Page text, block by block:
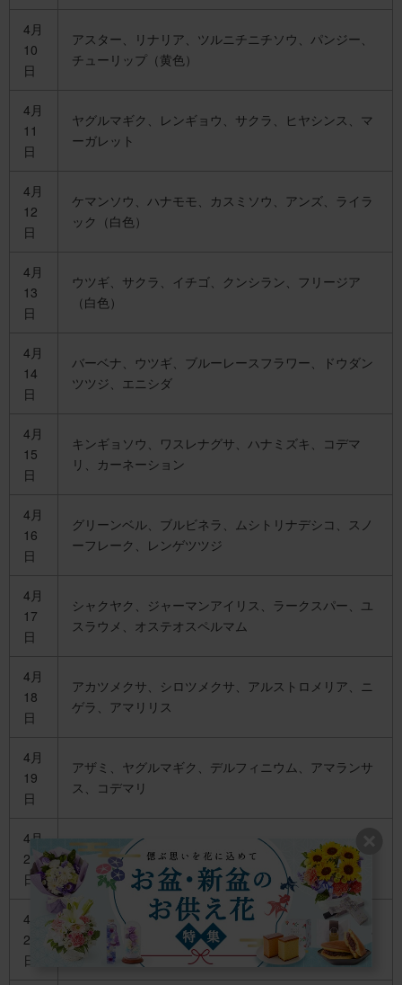
4月
10
日
アスター、リナリア、ツルニチニチソウ、パンジー、
チューリップ（黄色）
4月
11
日
ヤグルマギク、レンギョウ、サクラ、ヒヤシンス、マ
ーガレット
4月
12
日
ケマンソウ、ハナモモ、カスミソウ、アンズ、ライラ
ック（白色）
4月
13
日
ウツギ、サクラ、イチゴ、クンシラン、フリージア
（白色）
4月
14
日
バーベナ、ウツギ、ブルーレースフラワー、ドウダン
ツツジ、エニシダ
4月
15
日
キンギョソウ、ワスレナグサ、ハナミズキ、コデマ
リ、カーネーション
4月
16
日
グリーンベル、ブルビネラ、ムシトリナデシコ、スノ
ーフレーク、レンゲツツジ
4月
17
日
シャクヤク、ジャーマンアイリス、ラークスパー、ユ
スラウメ、オステオスペルマム
4月
18
日
アカツメクサ、シロツメクサ、アルストロメリア、ニ
ゲラ、アマリリス
4月
19
日
アザミ、ヤグルマギク、デルフィニウム、アマランサ
ス、コデマリ
4月
20
日
イキシア、シバザクラ、ストロベリーキャンドル、デ
ィモルフォセカ、ナシ
4月
21
日
ミムラス、ミヤコワスレ、ワスレナグサ、ニゲラ、ム
スクローズ